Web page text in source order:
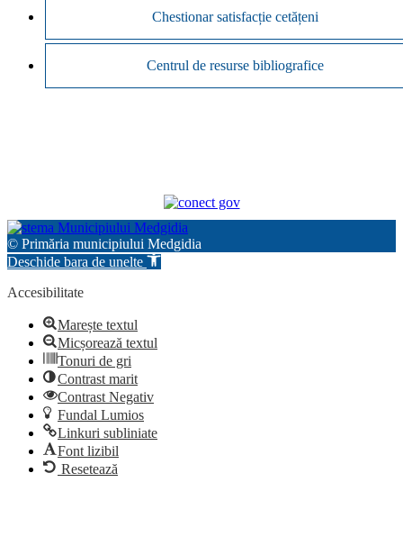
Chestionar satisfacție cetățeni
Centrul de resurse bibliografice
© Primăria municipiului Medgidia
Deschide bara de unelte
Accesibilitate
Marește textul
Micșorează textul
Tonuri de gri
Contrast marit
Contrast Negativ
Fundal Lumios
Linkuri subliniate
Font lizibil
Resetează